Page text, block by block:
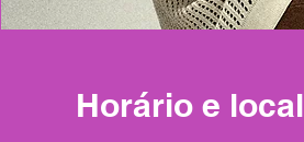
Horário e local